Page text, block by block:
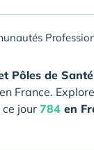
Pôles de Santé
France.
ce jour 784 en